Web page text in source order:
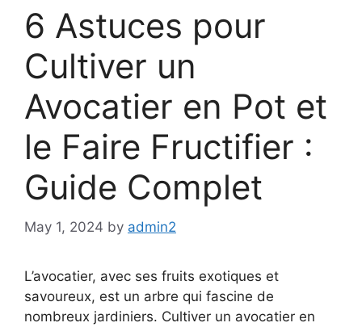
6 Astuces pour
Cultiver un
Avocatier en Pot et
le Faire Fructifier :
Guide Complet
May 1, 2024 by admin2
L’avocatier, avec ses fruits exotiques et
savoureux, est un arbre qui fascine de
nombreux jardiniers. Cultiver un avocatier en